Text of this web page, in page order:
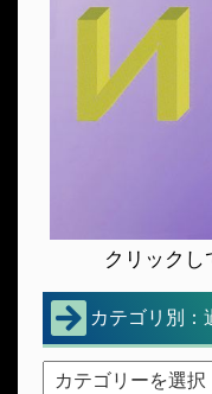
クリックし
カテゴリ別：